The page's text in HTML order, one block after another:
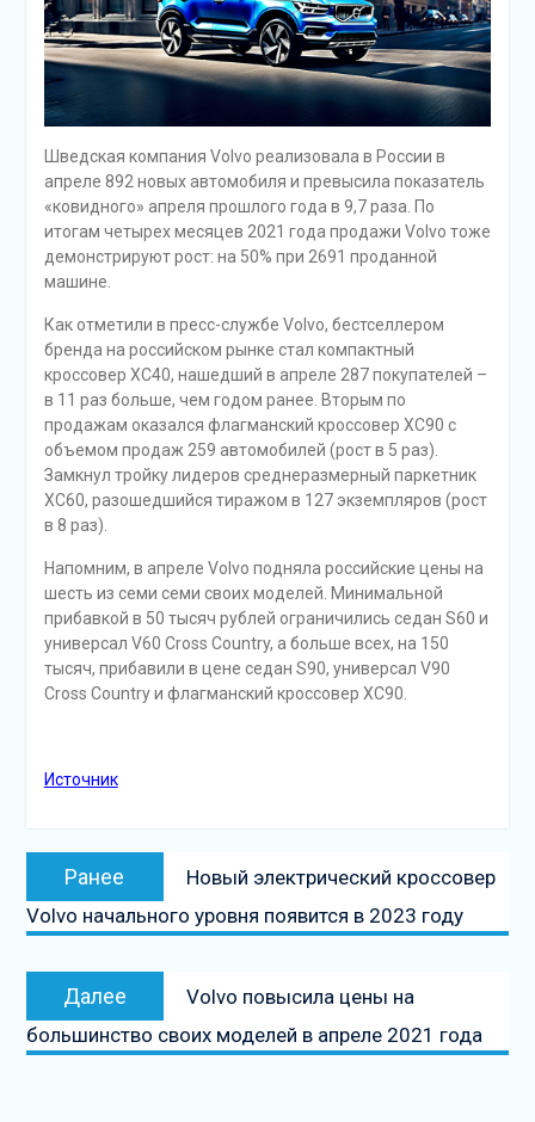
Шведская компания Volvo реализовала в России в
апреле 892 новых автомобиля и превысила показатель
«ковидного» апреля прошлого года в 9,7 раза. По
итогам четырех месяцев 2021 года продажи Volvo тоже
демонстрируют рост: на 50% при 2691 проданной
машине.
Как отметили в пресс-службе Volvo, бестселлером
бренда на российском рынке стал компактный
кроссовер XC40, нашедший в апреле 287 покупателей –
в 11 раз больше, чем годом ранее. Вторым по
продажам оказался флагманский кроссовер XC90 с
объемом продаж 259 автомобилей (рост в 5 раз).
Замкнул тройку лидеров среднеразмерный паркетник
XC60, разошедшийся тиражом в 127 экземпляров (рост
в 8 раз).
Напомним, в апреле Volvo подняла российские цены на
шесть из семи семи своих моделей. Минимальной
прибавкой в 50 тысяч рублей ограничились седан S60 и
универсал V60 Cross Country, а больше всех, на 150
тысяч, прибавили в цене седан S90, универсал V90
Cross Country и флагманский кроссовер XC90.
Источник
Навигация
записям
Ранее
Предыдущая
запись:
Новый электрический кроссовер
Volvo начального уровня появится в 2023 году
Далее
Следующая
запись
Volvo повысила цены на
большинство своих моделей в апреле 2021 года